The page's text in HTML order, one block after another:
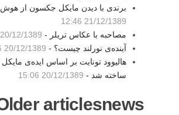
برندی با دیدن مایکل جکسون از
21/12/1389 12:46
مصاحبه با عکاس تریلر - 20/12/1389 17:55
آینده‌ی نورلند چیست؟ - 20/12/1389 16:46
هالیوود تونایت بر اساس ایده‌ی
ساخته شد - 20/12/1389 15:06
articlesnews